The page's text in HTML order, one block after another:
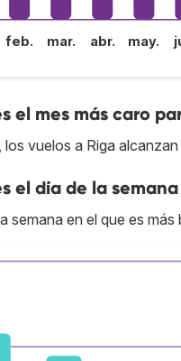
feb. mar. abr. may.
el mes más caro
los vuelos a Riga
el día de la
semana en el que es